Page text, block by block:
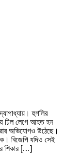
হুগলির
ঢিল লেগে আহত হন
অভিযোগও উঠেছে।
বিজেপি যদিও সেই
শিকার […]